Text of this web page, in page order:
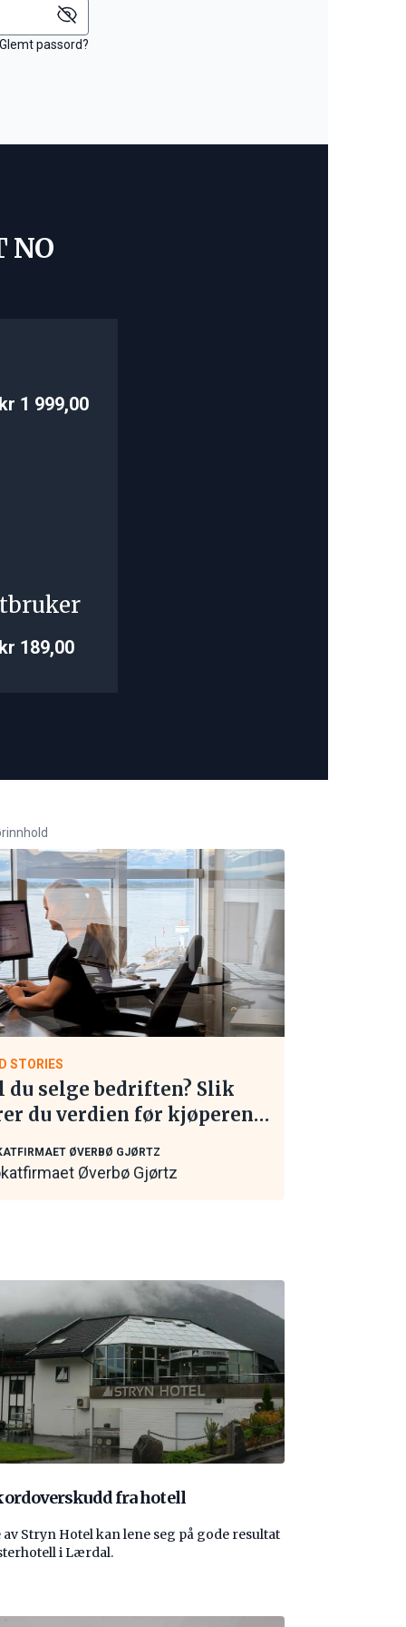
passord?
NO
1 999,00
189,00
STORIES
du selge bedriften? Slik
du verdien før kjøperen
ØVERBØ GJØRTZ
Øverbø Gjørtz
fra hotell
av Stryn Hotel kan lene seg på gode resultat
i Lærdal.